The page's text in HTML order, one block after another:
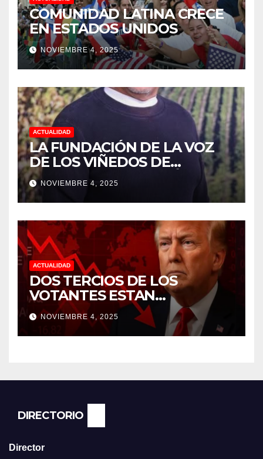
COMUNIDAD LATINA CRECE
EN ESTADOS UNIDOS
NOVIEMBRE 4, 2025
ACTUALIDAD
LA FUNDACIÓN DE LA VOZ
DE LOS VIÑEDOS DE
SONOMA RECONOCIÓ A
CUATRO “ EMPLEADOS DEL
MES” POR SU LIDERAZGO Y
DEDICACIÓN EN LOS
VIÑEDOS
NOVIEMBRE 4, 2025
ACTUALIDAD
DOS TERCIOS DE LOS
VOTANTES ESTAN
FRUSTRADOS CON TRUMP
PORQUE EL COSTO DE VIDA
CADA DIA SUBE Y LA
NEWS.
NOVIEMBRE 4, 2025
DIRECTORIO
Director